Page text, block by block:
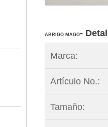
ABRIGO MAGO-
Marca:
Artículo No.:
Tamaño: